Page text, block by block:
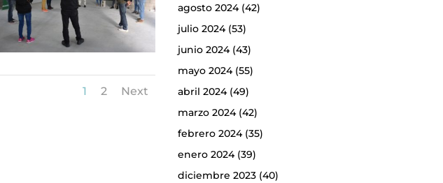
1 2 Next
agosto 2024(42)
julio 2024(53)
junio 2024(43)
mayo 2024(55)
abril 2024(49)
marzo 2024(42)
febrero 2024(35)
enero 2024(39)
diciembre 2023(40)